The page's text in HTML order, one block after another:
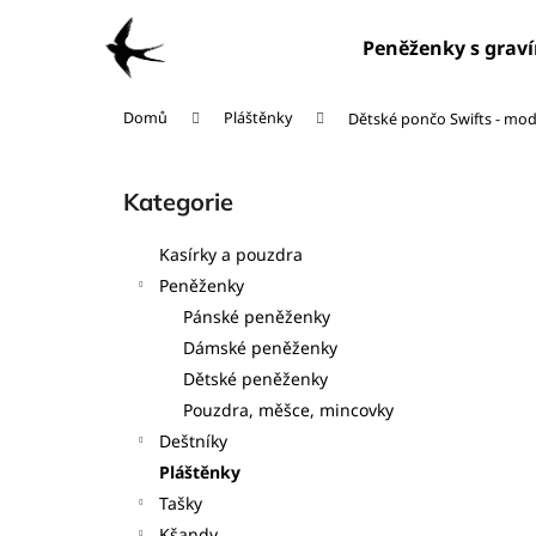
Peněženky s
Domů Pláštěnky Dětské pončo Swifts -
Přeskočit
kategorie
Kategorie
Kasírky a pouzdra
Peněženky
Pánské peněženky
Dámské peněženky
Dětské peněženky
Pouzdra, měšce, mincovky
Deštníky
Pláštěnky
Tašky
Zpět
Zpět